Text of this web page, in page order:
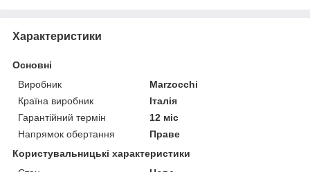
Характеристики
Основні
Виробник
Marzocchi
Країна виробник
Італія
Гарантійний термін
12 міс
Напрямок обертання
Праве
Користувальницькі характеристики